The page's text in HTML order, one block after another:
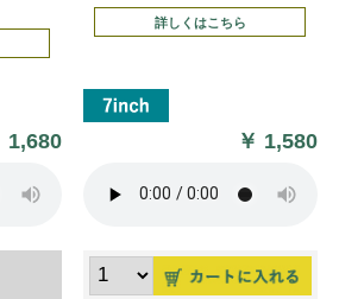
1,680
詳しくはこちら
￥ 1,580